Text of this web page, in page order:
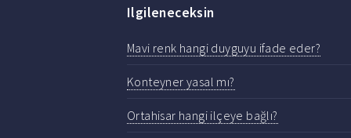
Ilgileneceksin
Mavi renk hangi duyguyu ifade eder?
Konteyner yasal mı?
Ortahisar hangi ilçeye bağlı?